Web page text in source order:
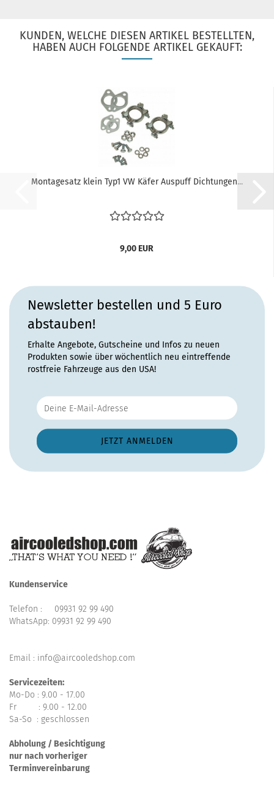
KUNDEN, WELCHE DIESEN ARTIKEL BESTELLTEN,
HABEN AUCH FOLGENDE ARTIKEL GEKAUFT:
Montagesatz klein Typ1 VW Käfer Auspuff Dichtungen...
9,00 EUR
Newsletter bestellen und 5 Euro
abstauben!
Erhalte Angebote, Gutscheine und Infos zu neuen
Produkten sowie über wöchentlich neu eintreffende
rostfreie Fahrzeuge aus den USA!
Kundenservice
Telefon : 09931 92 99 490
WhatsApp: 09931 92 99 490
Email : info@aircooledshop.com
Servicezeiten:
Mo-Do : 9.00 - 17.00
Fr : 9.00 - 12.00
Sa-So : geschlossen
Abholung / Besichtigung
nur nach vorheriger
Terminvereinbarung